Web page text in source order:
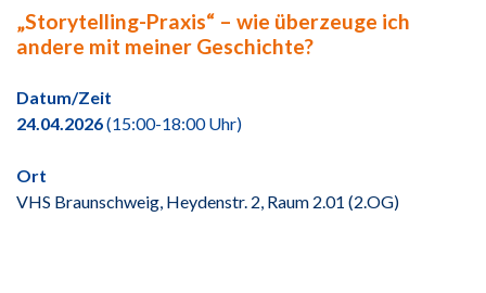
„Storytelling-Praxis“ – wie überzeuge ich
andere mit meiner Geschichte?
Datum/Zeit
24.04.2026(15:00-18:00 Uhr)
Ort
VHS Braunschweig, Heydenstr. 2, Raum 2.01 (2.OG)